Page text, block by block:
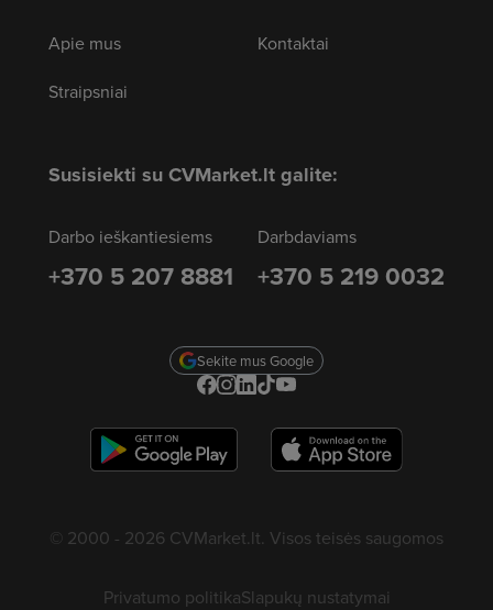
Apie mus
Straipsniai
Kontaktai
Susisiekti su CVMarket.lt galite:
Darbo ieškantiesiems
+370 5 207 8881
Darbdaviams
+370 5 219 0032
Sekite mus Google
© 2000 - 2026 CVMarket.lt. Visos teisės saugomos
Privatumo politikaSlapukų nustatymai